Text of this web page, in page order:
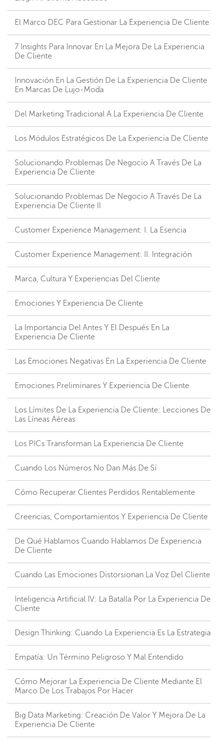
El Marco DEC Para Gestionar La Experiencia De Cliente
7 Insights Para Innovar En La Mejora De La Experiencia
De Cliente
Innovación En La Gestión De La Experiencia De Cliente
En Marcas De Lujo-Moda
Del Marketing Tradicional A La Experiencia De Cliente
Los Módulos Estratégicos De La Experiencia De Cliente
Solucionando Problemas De Negocio A Través De La
Experiencia De Cliente
Solucionando Problemas De Negocio A Través De La
Experiencia De Cliente II
Customer Experience Management: I. La Esencia
Customer Experience Management: II. Integración
Marca, Cultura Y Experiencias Del Cliente
Emociones Y Experiencia De Cliente
La Importancia Del Antes Y El Después En La
Experiencia De Cliente
Las Emociones Negativas En La Experiencia De Cliente
Emociones Preliminares Y Experiencia De Cliente
Los Límites De La Experiencia De Cliente: Lecciones De
Las Líneas Aéreas
Los PICs Transforman La Experiencia De Cliente
Cuando Los Números No Dan Más De Sí
Cómo Recuperar Clientes Perdidos Rentablemente
Creencias, Comportamientos Y Experiencia De Cliente
De Qué Hablamos Cuando Hablamos De Experiencia
De Cliente
Cuando Las Emociones Distorsionan La Voz Del Cliente
Inteligencia Artificial IV: La Batalla Por La Experiencia De
Cliente
Design Thinking: Cuando La Experiencia Es La Estrategia
Empatía: Un Término Peligroso Y Mal Entendido
Cómo Mejorar La Experiencia De Cliente Mediante El
Marco De Los Trabajos Por Hacer
Big Data Marketing: Creación De Valor Y Mejora De La
Experiencia De Cliente